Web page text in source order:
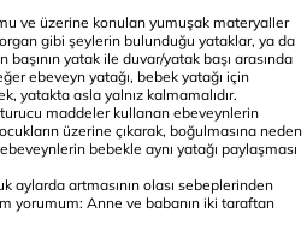
ve üzerine konulan yumuşak materyaller
gibi şeylerin bulunduğu yataklar, ya da
yatak ile duvar/yatak başı arasında
ebeveyn yatağı, bebek yatağı için
yatakta asla yalnız kalmamalıdır.
maddeler kullanan ebeveynlerin
üzerine çıkarak, boğulmasına neden
bebekle aynı yatağı paylaşması
aylarda artmasının olası sebeplerinden
yorumum: Anne ve babanın iki taraftan